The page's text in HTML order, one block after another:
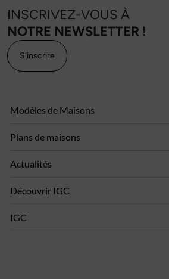
INSCRIVEZ-VOUS À
NOTRE NEWSLETTER !
S'inscrire
Modèles de Maisons
Plans de maisons
Actualités
Découvrir IGC
IGC